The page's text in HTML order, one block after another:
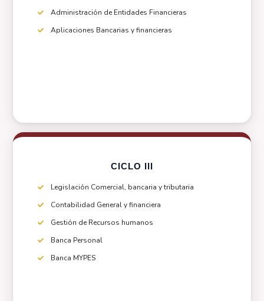
Administración de Entidades Financieras
Aplicaciones Bancarias y financieras
CICLO III
Legislación Comercial, bancaria y tributaria
Contabilidad General y financiera
Gestión de Recursos humanos
Banca Personal
Banca MYPES